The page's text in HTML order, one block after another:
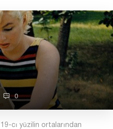
0
cı yüzilin ortalarından